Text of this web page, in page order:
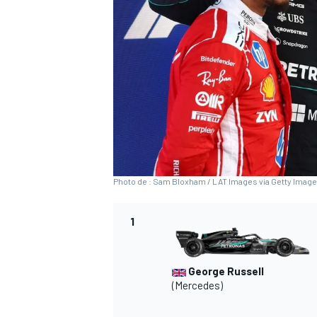
WRC
Photo de : Sam Bloxham / LAT Images via Getty
1
George Russell
(Mercedes)